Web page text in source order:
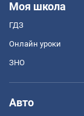
Моя школа
ГДЗ
Онлайн уроки
ЗНО
Авто